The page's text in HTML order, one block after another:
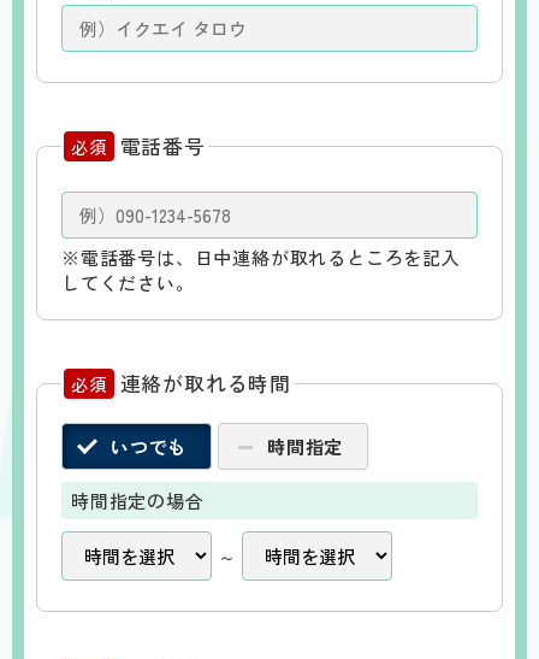
必須 電話番号
※電話番号は、日中連絡が取れるところを記入
してください。
必須 連絡が取れる時間
いつでも 時間指定
時間指定の場合
～